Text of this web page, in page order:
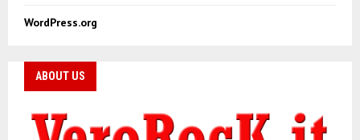
WordPress.org
ABOUT US